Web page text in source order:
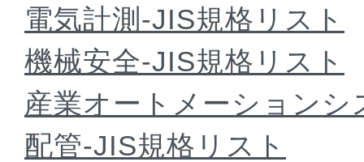
電気計測-JIS規格リスト
機械安全-JIS規格リスト
産業オートメーション
配管-JIS規格リスト